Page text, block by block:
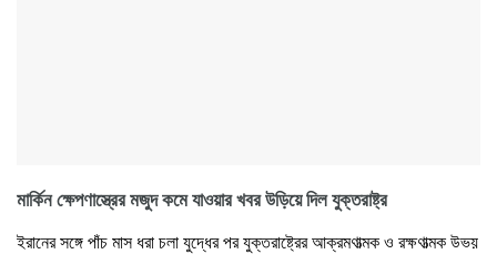
মার্কিন ক্ষেপণাস্ত্রের মজুদ কমে যাওয়ার খবর ‍উড়িয়ে দিল যুক্তরাষ্ট্র
ইরানের সঙ্গে পাঁচ মাস ধরা চলা যুদ্ধের পর যুক্তরাষ্ট্রের আক্রমণাত্মক ও রক্ষণাত্মক উভয়